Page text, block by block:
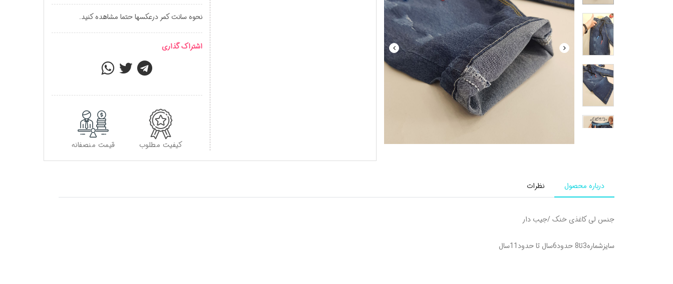
نحوه سانت کمر درعکسها حتما مشاهده کنید.
اشتراک گذاری
قیمت منصفانه کیفیت مطلوب
درباره محصول نظرات
جنس لی کاغذی خنک /جیب دار
سایزشماره3تا8 حدود6سال تا حدود11سال